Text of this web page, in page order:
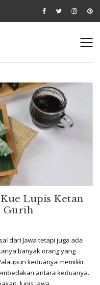
Lupis Ketan
Gurih
dari Jawa tetapi juga ada
banyak orang yang
keduanya memiliki
antara keduanya.